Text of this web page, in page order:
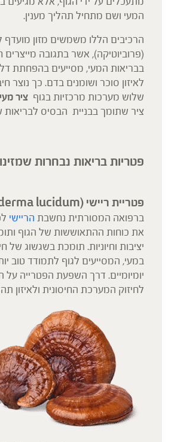
המעי ושם מתחיל תהליך מענין.
הרכיבים הללו משמשים מזון מועדף
(פרוביוטיקה), אשר בתגובה
בבריאות המעי, מסייעים בהפחתת
לאיזון סוכר ושומנים בדם. כך נוצר
שלוש מערכות מרכזיות בגוף ציר
ציר שתומך בבניית הבסיס
פטריות בריאות נבחרות
פטריית ריישי (lucidum)
ברפואה המסורתית נחשבת הריישי
את כוחות ההתאוששות של הגוף
יציבות וחיוניות. תומכת בשגשוג של
במעי, המסייעים לגוף לתמודד טוב
יומיומיים. דרך השפעת הפטרייה על
לחיזוק המערכת החיסונית ולאיזון